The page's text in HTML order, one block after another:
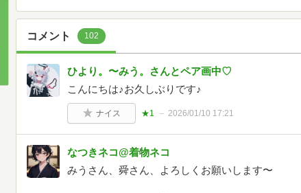
コメント 102
ひより。〜みう。さんとペア画中♡
こんにちは♪お久しぶりです♪
ナイス ★1 2026/01/10 17:21
なつきネコ@着物ネコ
みうさん、舜さん、よろしくお願いします〜